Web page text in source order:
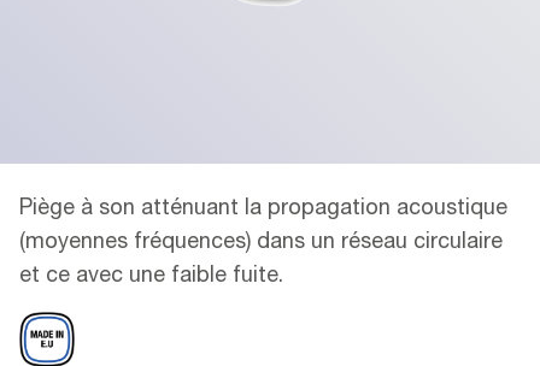
Piège à son atténuant la propagation acoustique
(moyennes fréquences) dans un réseau circulaire
et ce avec une faible fuite.